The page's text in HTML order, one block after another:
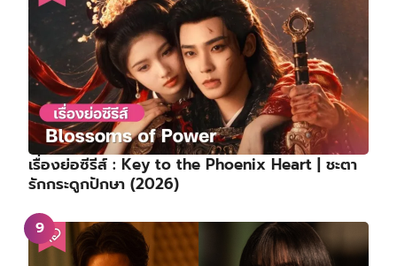
เรื่องย่อซีรีส์ : Key to the Phoenix Heart | ชะตา
รักกระดูกปักษา (2026)